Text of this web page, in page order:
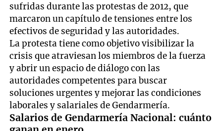
sufridas durante las protestas de 2012, que
marcaron un capítulo de tensiones entre los
efectivos de seguridad y las autoridades.
La protesta tiene como objetivo visibilizar la
crisis que atraviesan los miembros de la fuerza
y abrir un espacio de diálogo con las
autoridades competentes para buscar
soluciones urgentes y mejorar las condiciones
laborales y salariales de Gendarmería.
Salarios de Gendarmería Nacional: cuánto